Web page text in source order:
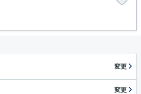
変更
変更